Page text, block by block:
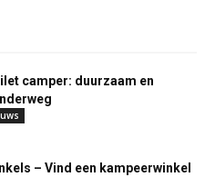
camper: duurzaam en
– Vind een kampeerwinkel